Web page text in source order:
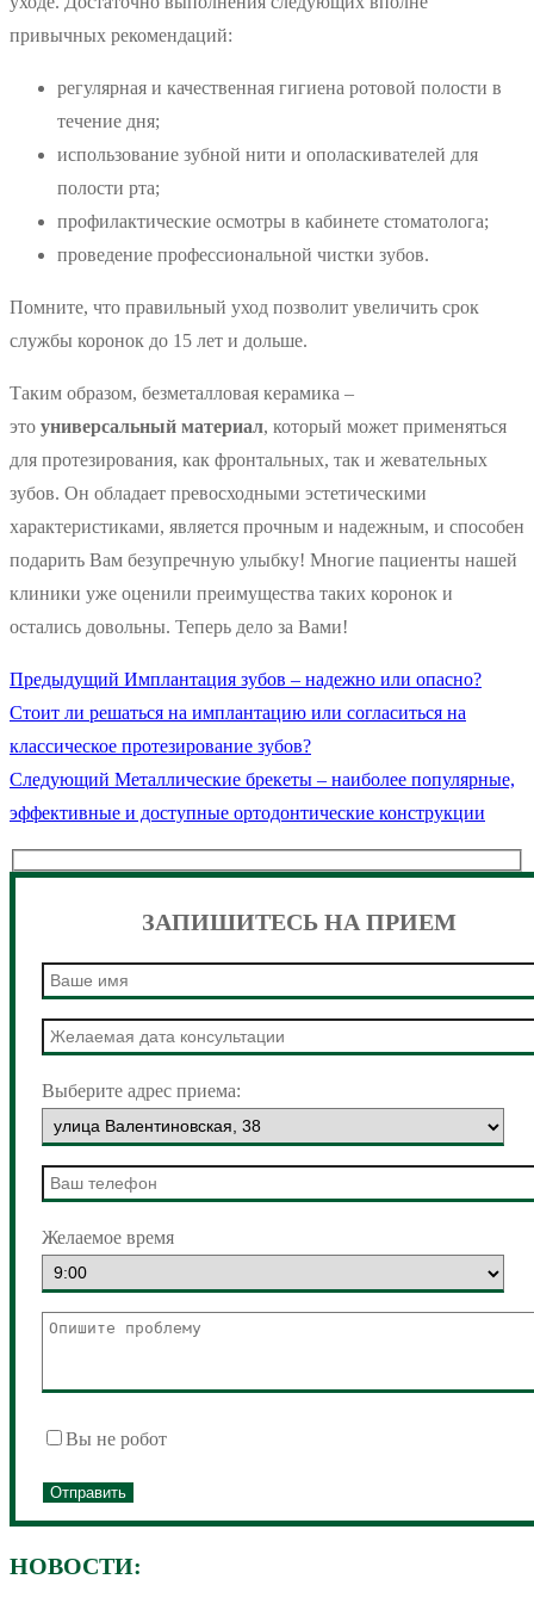
привычных рекомендаций:
регулярная и качественная гигиена ротовой полости в
течение дня;
использование зубной нити и ополаскивателей для
полости рта;
профилактические осмотры в кабинете стоматолога;
проведение профессиональной чистки зубов.
Помните, что правильный уход позволит увеличить срок
службы коронок до 15 лет и дольше.
Таким образом, безметалловая керамика –
это универсальный материал, который может применяться
для протезирования, как фронтальных, так и жевательных
зубов. Он обладает превосходными эстетическими
характеристиками, является прочным и надежным, и способен
подарить Вам безупречную улыбку! Многие пациенты нашей
клиники уже оценили преимущества таких коронок и
остались довольны. Теперь дело за Вами!
Навигация
по
записям
Предыдущий Предыдущая
запись:
Имплантация зубов – надежно или опасно?
Стоит ли решаться на имплантацию или согласиться на
классическое протезирование зубов?
Следующий Следующая
запись:
Металлические брекеты – наиболее популярные,
эффективные и доступные ортодонтические конструкции
ЗАПИШИТЕСЬ НА ПРИЕМ
Выберите адрес приема:
Желаемое время
Вы не робот
НОВОСТИ: